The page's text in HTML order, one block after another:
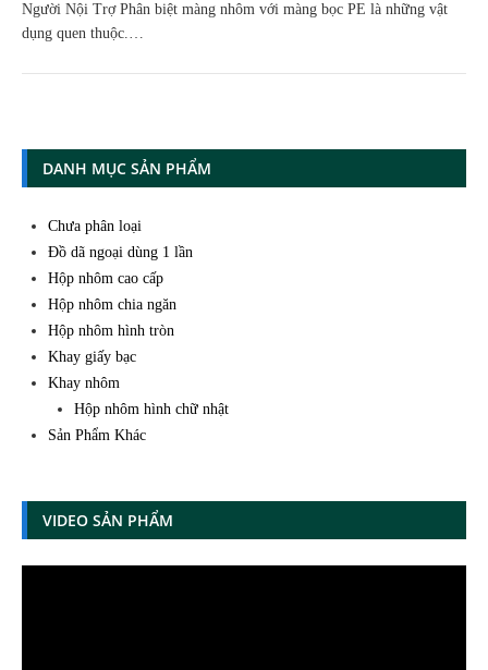
Người Nội Trợ Phân biệt màng nhôm với màng bọc PE là những vật
dụng quen thuộc.…
DANH MỤC SẢN PHẨM
Chưa phân loại
Đồ dã ngoại dùng 1 lần
Hộp nhôm cao cấp
Hộp nhôm chia ngăn
Hộp nhôm hình tròn
Khay giấy bạc
Khay nhôm
Hộp nhôm hình chữ nhật
Sản Phẩm Khác
VIDEO SẢN PHẨM